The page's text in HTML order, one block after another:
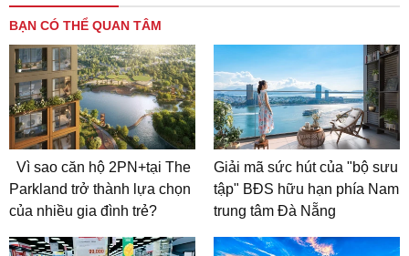
BẠN CÓ THỂ QUAN TÂM
Vì sao căn hộ 2PN+tại The
Parkland trở thành lựa chọn
của nhiều gia đình trẻ?
Giải mã sức hút của "bộ sưu
tập" BĐS hữu hạn phía Nam
trung tâm Đà Nẵng